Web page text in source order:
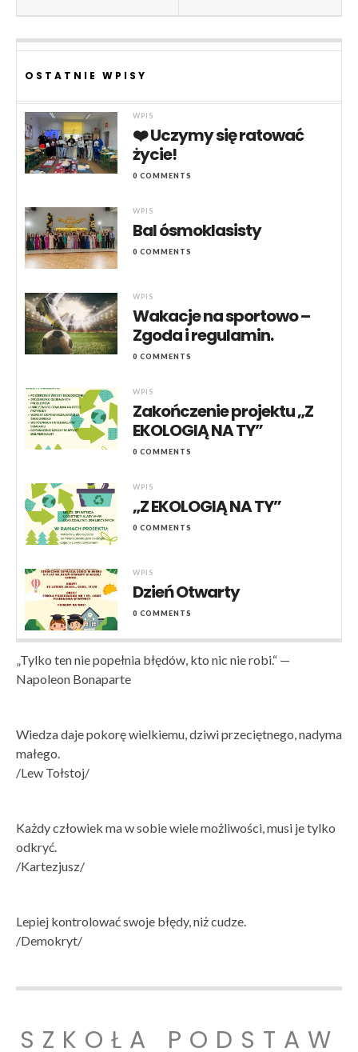
OSTATNIE WPISY
WPIS
❤️ Uczymy się ratować
życie!
0 COMMENTS
WPIS
Bal ósmoklasisty
0 COMMENTS
WPIS
Wakacje na sportowo –
Zgoda i regulamin.
0 COMMENTS
WPIS
Zakończenie projektu „Z
EKOLOGIĄ NA TY”
0 COMMENTS
WPIS
„Z EKOLOGIĄ NA TY”
0 COMMENTS
WPIS
Dzień Otwarty
0 COMMENTS
„Tylko ten nie popełnia błędów, kto nic nie robi.“ —
Napoleon Bonaparte
Wiedza daje pokorę wielkiemu, dziwi przeciętnego, nadyma
małego.
/Lew Tołstoj/
Każdy człowiek ma w sobie wiele możliwości, musi je tylko
odkryć.
/Kartezjusz/
Lepiej kontrolować swoje błędy, niż cudze.
/Demokryt/
SZKOŁA PODSTAW